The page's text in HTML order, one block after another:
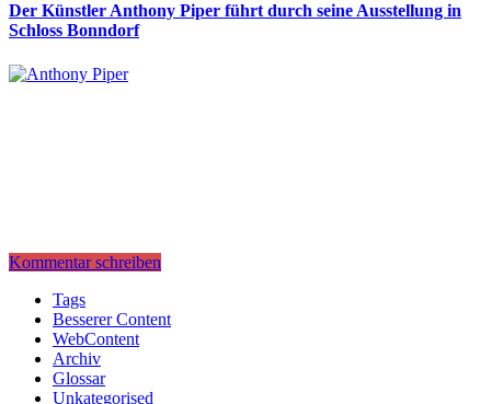
Der Künstler Anthony Piper führt durch seine Ausstellung in
Schloss Bonndorf
Kommentar schreiben
Tags
Besserer Content
WebContent
Archiv
Glossar
Unkategorised